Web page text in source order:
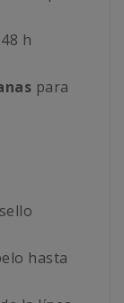
h
para
hasta